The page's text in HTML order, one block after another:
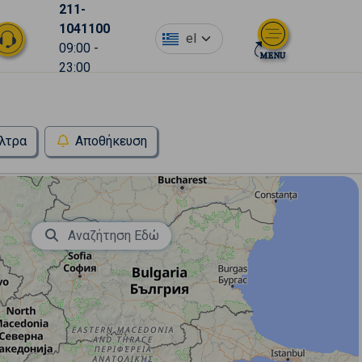
211-
1041100
09:00 -
23:00
el
Αποθήκευση
Αναζήτηση Εδώ